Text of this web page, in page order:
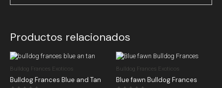
Productos relacionados
Bulldog Frances Exoticos
Bulldog Frances Blue and Tan
Bulldog Frances Exoticos
Blue fawn Bulldog Frances